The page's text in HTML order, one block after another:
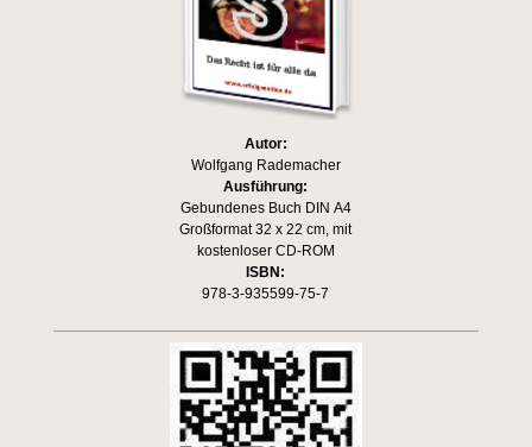
Autor:
Wolfgang Rademacher
Ausführung:
Gebundenes Buch DIN A4
Großformat 32 x 22 cm, mit
kostenloser CD-ROM
ISBN:
978-3-935599-75-7